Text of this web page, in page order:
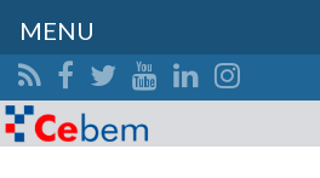
Search for:
MENU